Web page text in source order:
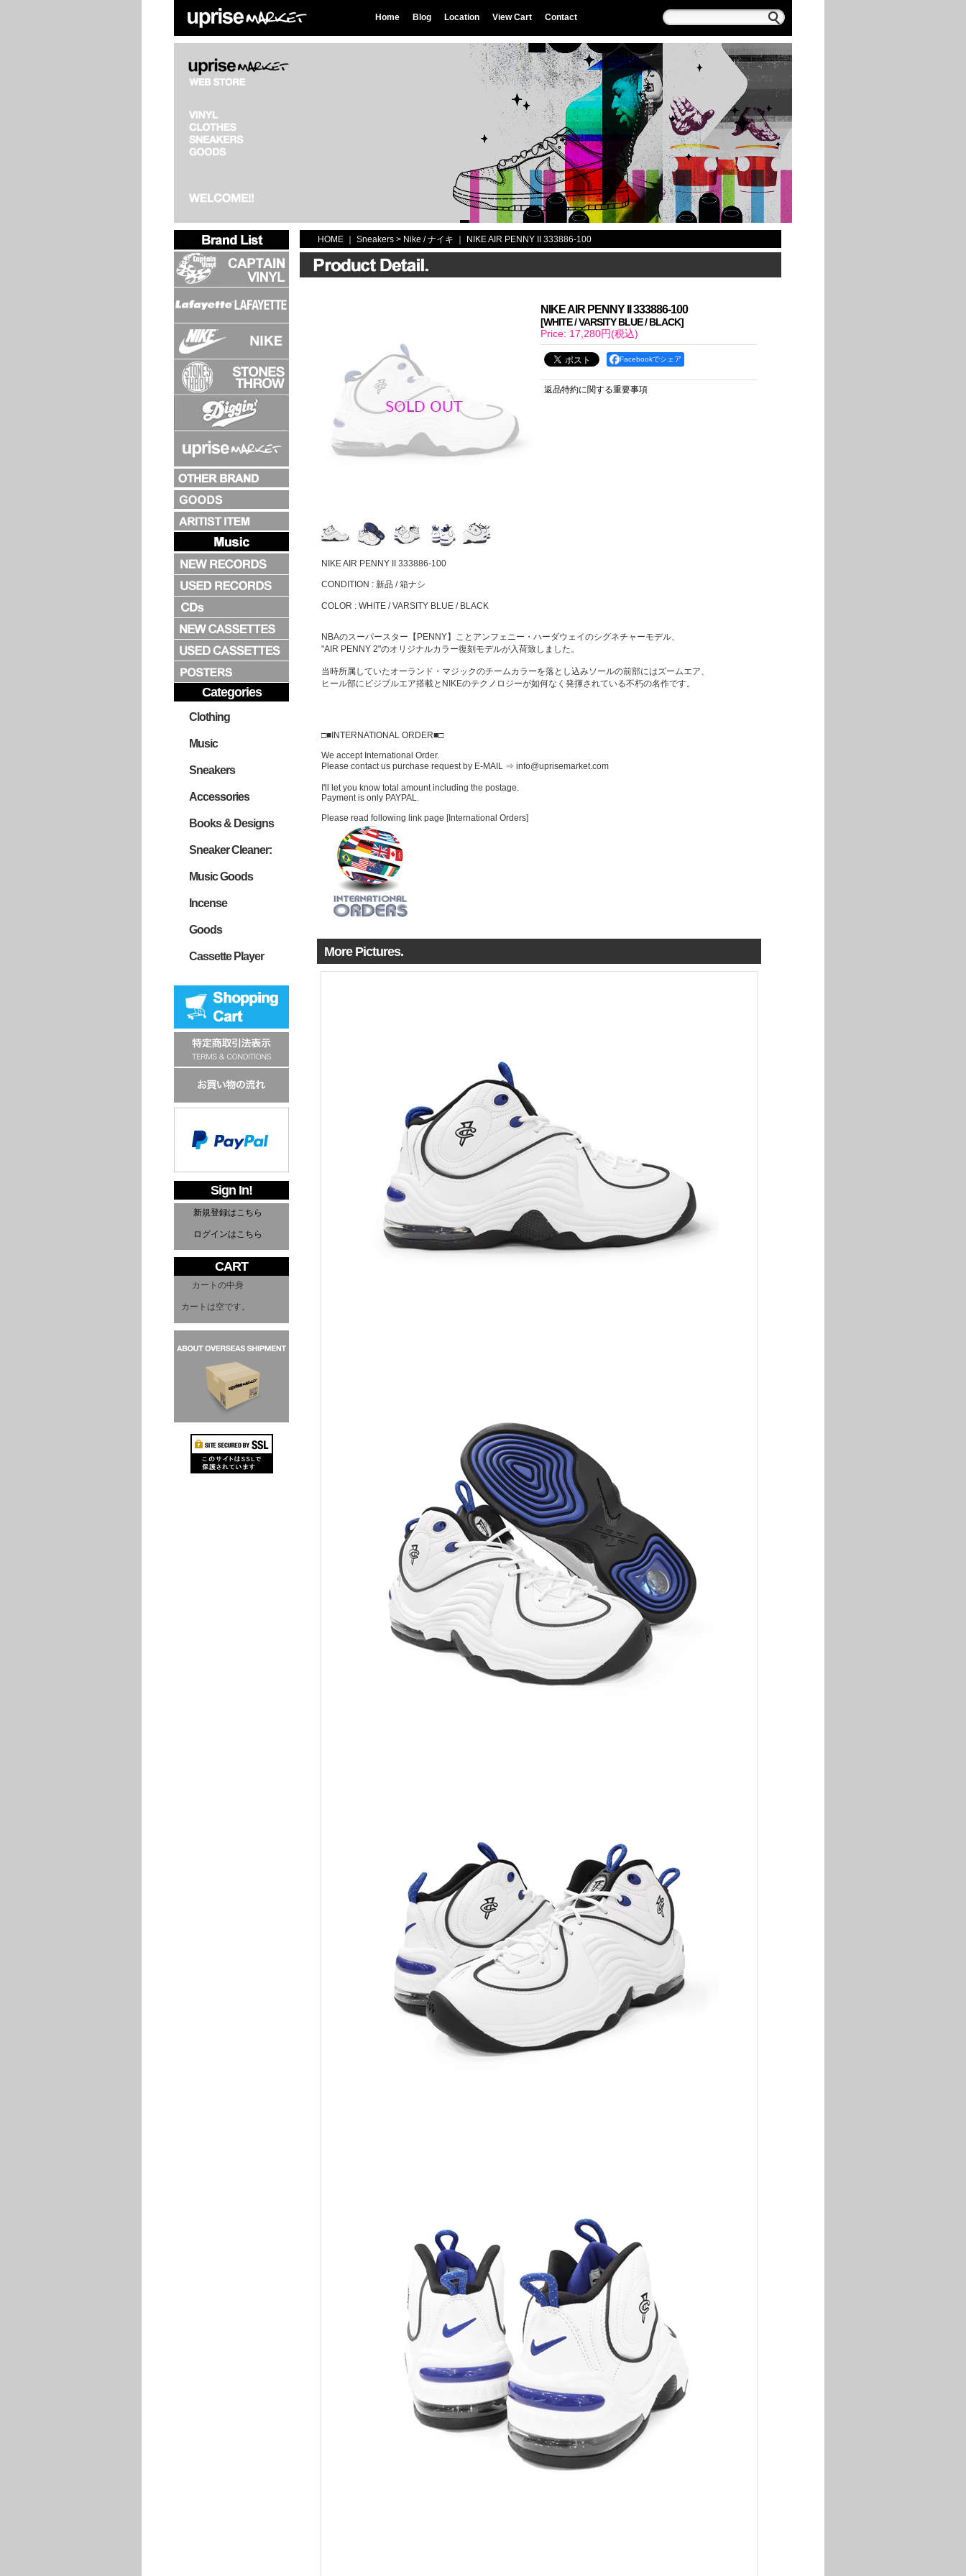
Home Blog Location View Cart Contact
Categories
Clothing
Music
Sneakers
Accessories
Books & Designs
Sneaker Cleaner:
Music Goods
Incense
Goods
Cassette Player
Sign In!
新規登録はこちら
ログインはこちら
CART
カートの中身
カートは空です。
HOME ｜ Sneakers > Nike / ナイキ NIKE AIR PENNY II 333886-100
NIKE AIR PENNY II 333886-100
[WHITE / VARSITY BLUE / BLACK]
Price: 17,280円(税込)
Facebookでシェア
返品特約に関する重要事項
NIKE AIR PENNY II 333886-100
CONDITION : 新品 / 箱ナシ
COLOR : WHITE / VARSITY BLUE / BLACK
NBAのスーパースター【PENNY】ことアンフェニー・ハーダウェイのシグネチャーモデル、
"AIR PENNY 2"のオリジナルカラー復刻モデルが入荷致しました。
当時所属していたオーランド・マジックのチームカラーを落とし込みソールの前部にはズームエア、
ヒール部にビジブルエア搭載とNIKEのテクノロジーが如何なく発揮されている不朽の名作です。
□■INTERNATIONAL ORDER■□
We accept International Order.
Please contact us purchase request by E-MAIL ⇒ info@uprisemarket.com
I'll let you know total amount including the postage.
Payment is only PAYPAL.
Please read following link page [International Orders]
More Pictures.